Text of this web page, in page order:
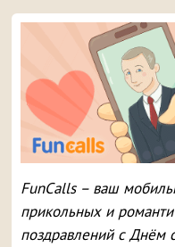
FunCalls – ваш
прикольных и
поздравлений с Днём